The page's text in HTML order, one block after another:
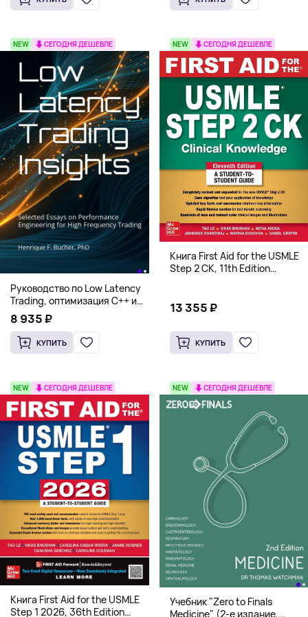
NEW СЕГОДНЯ ДЕШЕВЛЕ
Руководство по Low Latency
Trading, оптимизация C++ и
системная архитектура для
HFT
8 935 ₽
КУПИТЬ
NEW СЕГОДНЯ ДЕШЕВЛЕ
Книга First Aid for the USMLE
Step 2 CK, 11th Edition
13 355 ₽
КУПИТЬ
NEW СЕГОДНЯ ДЕШЕВЛЕ
Книга First Aid for the USMLE
Step 1 2026, 36th Edition
NEW СЕГОДНЯ ДЕШЕВЛЕ
Учебник "Zero to Finals
Medicine" (2-е издание,